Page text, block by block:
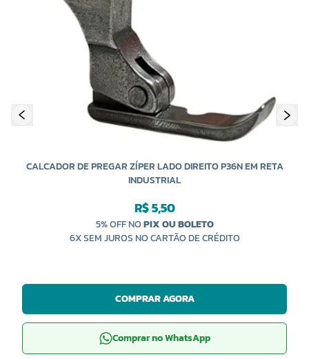
CALCADOR DE PREGAR ZÍPER LADO DIREITO P36N EM RETA
INDUSTRIAL
R$ 5,50
5% OFF NOPIX OU BOLETO
6X SEM JUROS NO CARTÃO DE CRÉDITO
COMPRAR AGORA
Comprar no WhatsApp